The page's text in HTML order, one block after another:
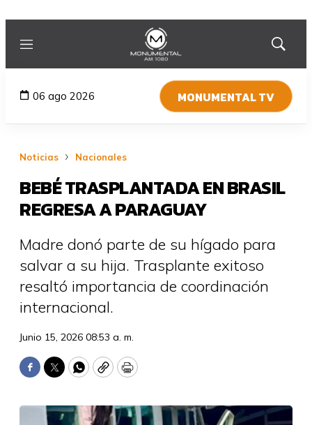
Menú
Mostrar
06 ago 2026 MONUMENTAL TV
Noticias Nacionales
BEBÉ TRASPLANTADA EN BRASIL
REGRESA A PARAGUAY
Madre donó parte de su hígado para
salvar a su hija. Trasplante exitoso
resaltó importancia de coordinación
internacional.
Junio 15, 2026 08:53 a. m.
Facebook
TwitterWhatsApp
CopyPrint